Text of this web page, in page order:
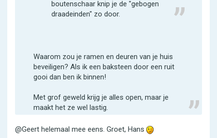
boutenschaar knip je de "gebogen
draadeinden" zo door.
Waarom zou je ramen en deuren van je huis
beveiligen? Als ik een baksteen door een ruit
gooi dan ben ik binnen!
Met grof geweld krijg je alles open, maar je
maakt het ze wel lastig.
@Geert helemaal mee eens. Groet, Hans